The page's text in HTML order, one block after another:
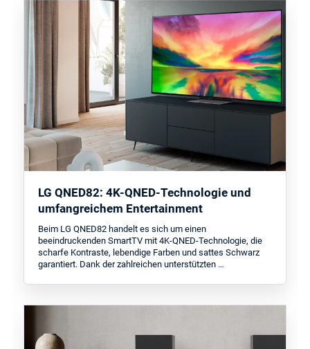
LG QNED82: 4K-QNED-Technologie und
umfangreichem Entertainment
Beim LG QNED82 handelt es sich um einen
beeindruckenden SmartTV mit 4K-QNED-Technologie, die
scharfe Kontraste, lebendige Farben und sattes Schwarz
garantiert. Dank der zahlreichen unterstützten …